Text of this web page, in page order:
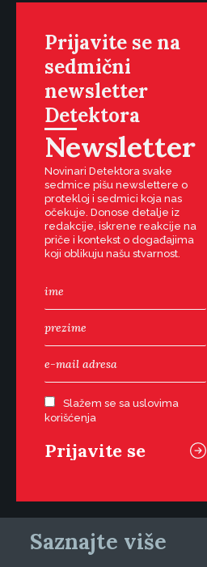
Prijavite se na
sedmični
newsletter
Detektora
Newsletter
Novinari Detektora svake
sedmice pišu newslettere o
protekloj i sedmici koja nas
očekuje. Donose detalje iz
redakcije, iskrene reakcije na
priče i kontekst o događajima
koji oblikuju našu stvarnost.
Slažem se sa uslovima
korišćenja
Saznajte više